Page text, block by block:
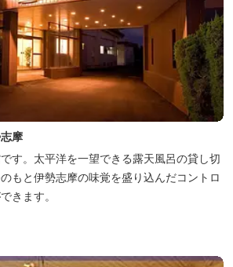
摩
す。太平洋を一望できる露天風呂の貸し切
もと伊勢志摩の味覚を盛り込んだコントロ
きます。